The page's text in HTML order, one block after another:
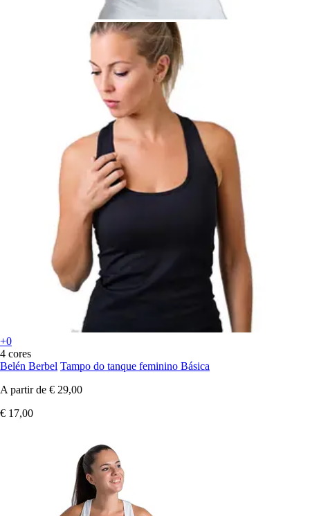
+0
4 cores
Belén Berbel Tampo do tanque feminino Básica
A partir de € 29,00
€ 17,00